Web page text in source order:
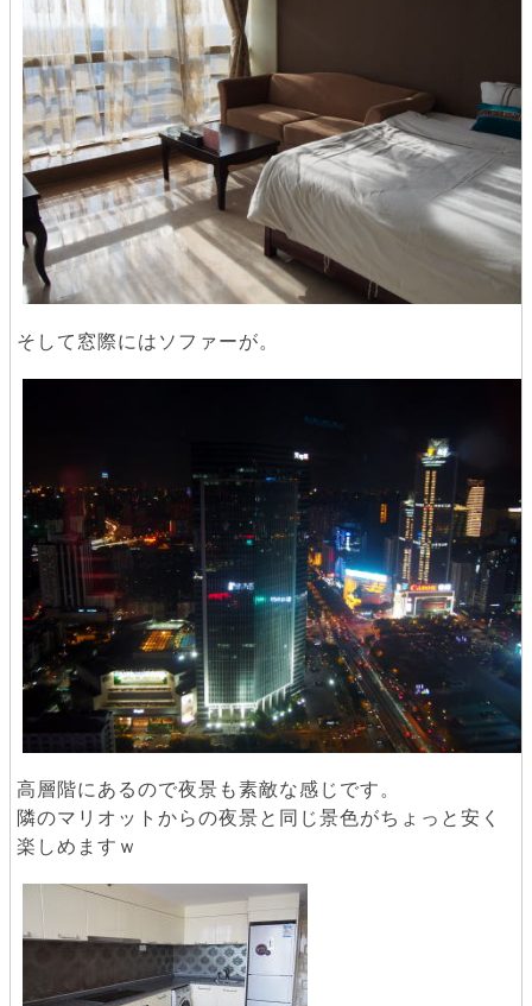
そして窓際にはソファーが。
高層階にあるので夜景も素敵な感じです。
隣のマリオットからの夜景と同じ景色がちょっと安く
楽しめますｗ